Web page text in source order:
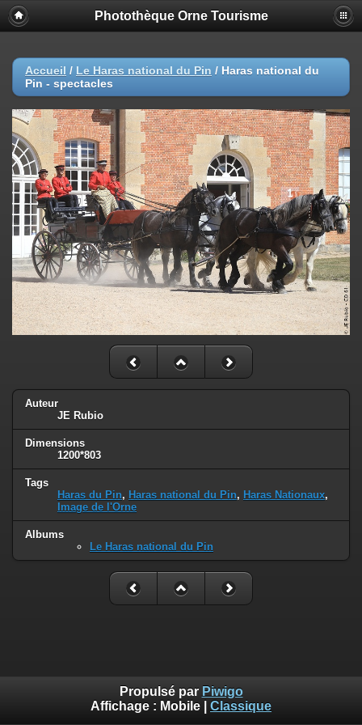
Photothèque Orne Tourisme
Accueil / Le Haras national du Pin / Haras national du
Pin - spectacles
Auteur
JE Rubio
Dimensions
1200*803
Tags
Haras du Pin, Haras national du Pin, Haras Nationaux,
Image de l'Orne
Albums
Le Haras national du Pin
Propulsé par Piwigo
Affichage : Mobile Classique